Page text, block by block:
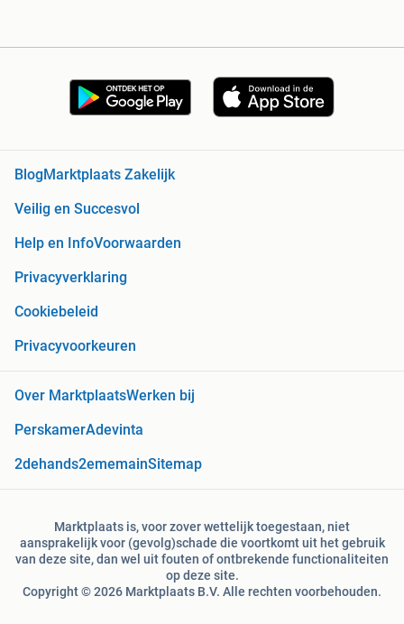
Blog Marktplaats Zakelijk
Veilig en Succesvol
Help en InfoVoorwaarden
Privacyverklaring
Cookiebeleid
Privacyvoorkeuren
Over MarktplaatsWerken bij
PerskamerAdevinta
2dehands2ememainSitemap
Marktplaats is, voor zover wettelijk toegestaan, niet
aansprakelijk voor (gevolg)schade die voortkomt uit het gebruik
van deze site, dan wel uit fouten of ontbrekende functionaliteiten
op deze site.
Copyright © 2026 Marktplaats B.V. Alle rechten voorbehouden.